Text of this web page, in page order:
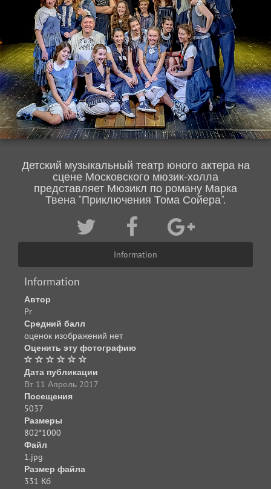
Детский музыкальный театр юного актера на
сцене Московского мюзик-холла
представляет Мюзикл по роману Марка
Твена "Приключения Тома Сойера".
Information
Information
Автор
Pr
Средний балл
оценок изображений нет
Оценить эту фотографию
Дата публикации
Вт 11 Апрель 2017
Посещения
5037
Размеры
802*1000
Файл
1.jpg
Размер файла
331 Кб